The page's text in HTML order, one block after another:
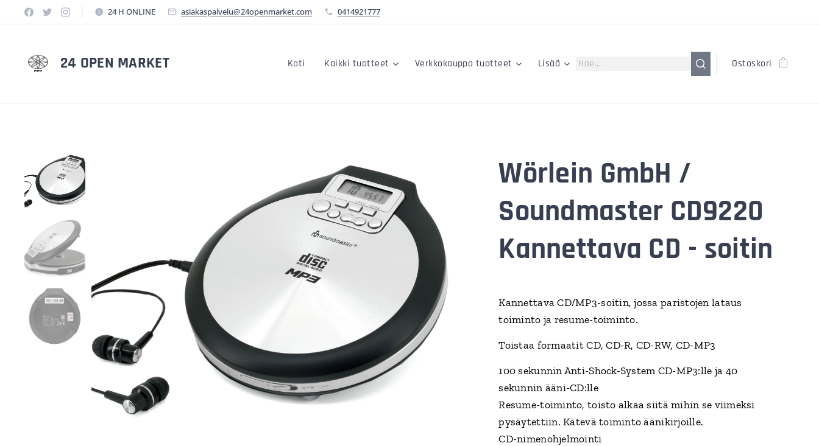
24 H ONLINE asiakaspalvelu@24openmarket.com 0414921777
24 OPEN MARKET Koti Kaikki tuotteet Verkkokauppa tuotteet Lisää Ostoskori
Wörlein GmbH /
Soundmaster CD9220
Kannettava CD - soitin
Kannettava CD/MP3-soitin, jossa paristojen lataus
toiminto ja resume-toiminto.
Toistaa formaatit CD, CD-R, CD-RW, CD-MP3
100 sekunnin Anti-Shock-System CD-MP3:lle ja 40
sekunnin ääni-CD:lle
Resume-toiminto, toisto alkaa siitä mihin se viimeksi
pysäytettiin. Kätevä toiminto äänikirjoille.
CD-nimenohjelmointi